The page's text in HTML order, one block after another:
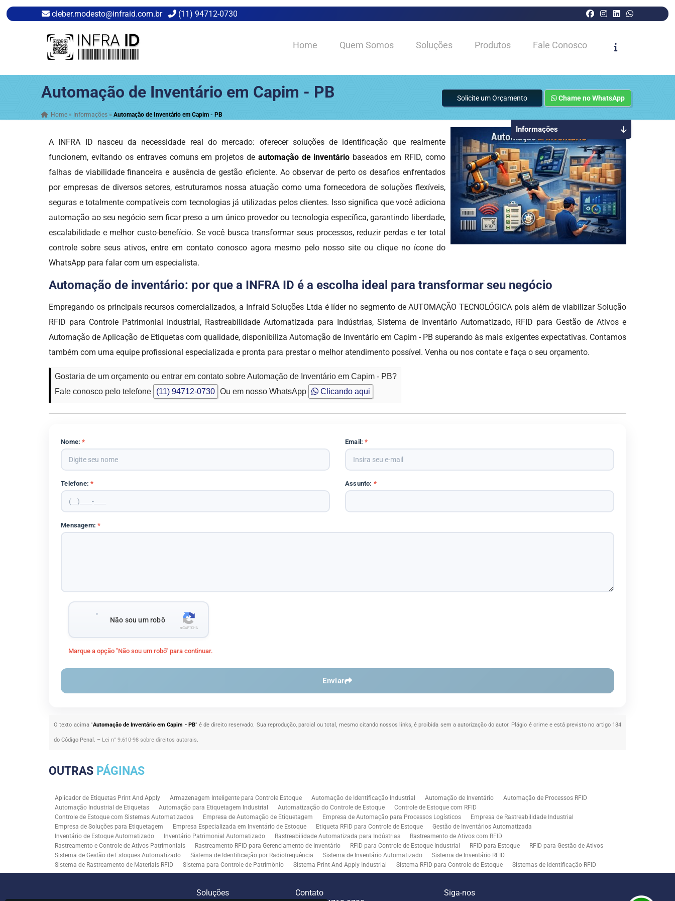
cleber.modesto@infraid.com.br (11) 94712-0730
Home Quem Somos Soluções Produtos Fale Conosco
Automação de Inventário em Capim - PB
Home » Informações »Automação de Inventário em Capim - PB
Solicite um Orçamento Chame no WhatsApp
A INFRA ID nasceu da necessidade real do mercado: oferecer soluções de identificação que realmente
funcionem, evitando os entraves comuns em projetos de automação de inventário baseados em RFID, como
falhas de viabilidade financeira e ausência de gestão eficiente. Ao observar de perto os desafios enfrentados
por empresas de diversos setores, estruturamos nossa atuação como uma fornecedora de soluções flexíveis,
seguras e totalmente compatíveis com tecnologias já utilizadas pelos clientes. Isso significa que você adiciona
automação ao seu negócio sem ficar preso a um único provedor ou tecnologia específica, garantindo liberdade,
escalabilidade e melhor custo-benefício. Se você busca transformar seus processos, reduzir perdas e ter total
controle sobre seus ativos, entre em contato conosco agora mesmo pelo nosso site ou clique no ícone do
WhatsApp para falar com um especialista.
Automação de inventário: por que a INFRA ID é a escolha ideal para transformar seu negócio
Empregando os principais recursos comercializados, a Infraid Soluções Ltda é líder no segmento de AUTOMAÇÃO TECNOLÓGICA pois além de viabilizar Solução
RFID para Controle Patrimonial Industrial, Rastreabilidade Automatizada para Indústrias, Sistema de Inventário Automatizado, RFID para Gestão de Ativos e
Automação de Aplicação de Etiquetas com qualidade, disponibiliza Automação de Inventário em Capim - PB superando às mais exigentes expectativas. Contamos
também com uma equipe profissional especializada e pronta para prestar o melhor atendimento possível. Venha ou nos contate e faça o seu orçamento.
Gostaria de um orçamento ou entrar em contato sobre Automação de Inventário em Capim - PB?
Fale conosco pelo telefone
(11) 94712-0730 Ou em nosso WhatsApp Clicando aqui
Nome:* Email:*
Telefone:* Assunto: *
Mensagem:*
Não sou um robô
Marque a opção "Não sou um robô" para continuar.
Enviar
O texto acima "Automação de Inventário em Capim - PB" é de direito reservado. Sua reprodução, parcial ou total, mesmo citando nossos links, é proibida sem a autorização do autor. Plágio é crime e está previsto no artigo 184
do Código Penal. – Lei n° 9.610-98 sobre direitos autorais.
Informações
OUTRAS PÁGINAS
Aplicador de Etiquetas Print And Apply Armazenagem Inteligente para Controle Estoque Automação de Identificação Industrial Automação de Inventário
Automação de Processos RFID
Automação Industrial de Etiquetas
Automação para Etiquetagem Industrial Automatização do Controle de Estoque
Controle de Estoque com RFID
Controle de Estoque com Sistemas Automatizados
Empresa de Automação de Etiquetagem Empresa de Automação para Processos Logísticos
Empresa de Rastreabilidade Industrial
Empresa de Soluções para Etiquetagem
Empresa Especializada em Inventário de Estoque Etiqueta RFID para Controle de Estoque
Gestão de Inventários Automatizada
Inventário de Estoque Automatizado
Inventário Patrimonial Automatizado Rastreabilidade Automatizada para Indústrias
Rastreamento de Ativos com RFID
Rastreamento e Controle de Ativos Patrimoniais
Rastreamento RFID para Gerenciamento de Inventário RFID para Controle de Estoque Industrial RFID para Estoque
RFID para Gestão de Ativos
Sistema de Gestão de Estoques Automatizado
Sistema de Identificação por Radiofrequência Sistema de Inventário Automatizado
Sistema de Inventário RFID
Sistema de Rastreamento de Materiais RFID
Sistema para Controle de Patrimônio Sistema Print And Apply Industrial Sistema RFID para Controle de Estoque
Sistemas de Identificação RFID
Solução RFID para Controle Patrimonial Industrial
Solução RFID para Indústria Soluções de Impressão e Aplicação de Etiquetas
Soluções em Rastreamento RFID
Tecnologia de Middleware para Integração Tecnologia de Middleware e Ferramentas para Integração
Middleware para Integração de Sistemas
Soluções
Contato
Siga-nos